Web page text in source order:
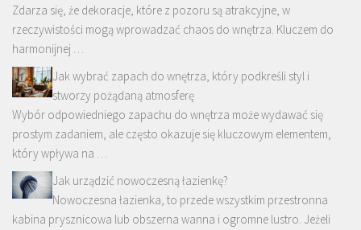
Zdarza się, że dekoracje, które z pozoru są atrakcyjne, w
rzeczywistości mogą wprowadzać chaos do wnętrza. Kluczem do
harmonijnej …
Jak wybrać zapach do wnętrza, który podkreśli styl i
stworzy pożądaną atmosferę
Wybór odpowiedniego zapachu do wnętrza może wydawać się
prostym zadaniem, ale często okazuje się kluczowym elementem,
który wpływa na …
Jak urządzić nowoczesną łazienkę?
Nowoczesna łazienka, to przede wszystkim przestronna
kabina prysznicowa lub obszerna wanna i ogromne lustro. Jeżeli